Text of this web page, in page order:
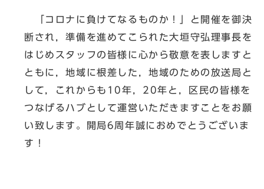
「コロナに負けてなるものか！」と開催を御決
断され，準備を進めてこられた大垣守弘理事長を
はじめスタッフの皆様に心から敬意を表しますと
ともに，地域に根差した，地域のための放送局と
して，これからも10年，20年と，区民の皆様を
つなげるハブとして運営いただきますことをお願
い致します。開局6周年誠におめでとうございま
す！